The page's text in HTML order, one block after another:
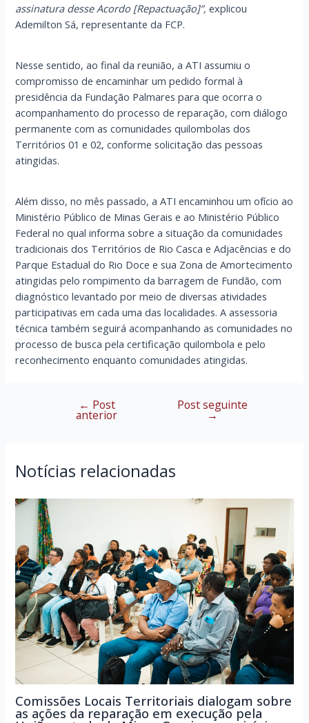
assinatura desse Acordo [Repactuação]”, explicou
Ademilton Sá, representante da FCP.
Nesse sentido, ao final da reunião, a ATI assumiu o
compromisso de encaminhar um pedido formal à
presidência da Fundação Palmares para que ocorra o
acompanhamento do processo de reparação, com diálogo
permanente com as comunidades quilombolas dos
Territórios 01 e 02, conforme solicitação das pessoas
atingidas.
Além disso, no mês passado, a ATI encaminhou um ofício ao
Ministério Público de Minas Gerais e ao Ministério Público
Federal no qual informa sobre a situação da comunidades
tradicionais dos Territórios de Rio Casca e Adjacências e do
Parque Estadual do Rio Doce e sua Zona de Amortecimento
atingidas pelo rompimento da barragem de Fundão, com
diagnóstico levantado por meio de diversas atividades
participativas em cada uma das localidades. A assessoria
técnica também seguirá acompanhando as comunidades no
processo de busca pela certificação quilombola e pelo
reconhecimento enquanto comunidades atingidas.
Navegação
← Post
anterior
Post seguinte
→
Notícias relacionadas
Comissões Locais Territoriais dialogam sobre
as ações da reparação em execução pela